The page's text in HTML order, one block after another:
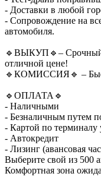
- Доставки в любой
- Сопровождение на
автомобиля.
🔹ВЫКУП🔹– Срочный
отличной цене!
🔹КОМИССИЯ🔹 –
🔹ОПЛАТА🔹
- Наличными
- Безналичным путем
- Картой по терминалу
- Автокредит
- Лизинг (авансовая
Выберите свой из 500
Комфортная зона